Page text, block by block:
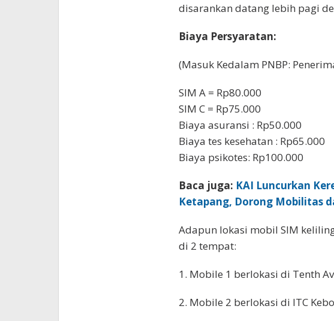
disarankan datang lebih pagi
Biaya Persyaratan:
(Masuk Kedalam PNBP:
SIM A = Rp80.000
SIM C = Rp75.000
Biaya asuransi : Rp50.000
Biaya tes kesehatan : Rp65.000
Biaya psikotes: Rp100.000
Baca juga: KAI Luncurkan
Ketapang, Dorong Mobilitas
Adapun lokasi mobil SIM
di 2 tempat:
1. Mobile 1 berlokasi di Tenth
2. Mobile 2 berlokasi di ITC